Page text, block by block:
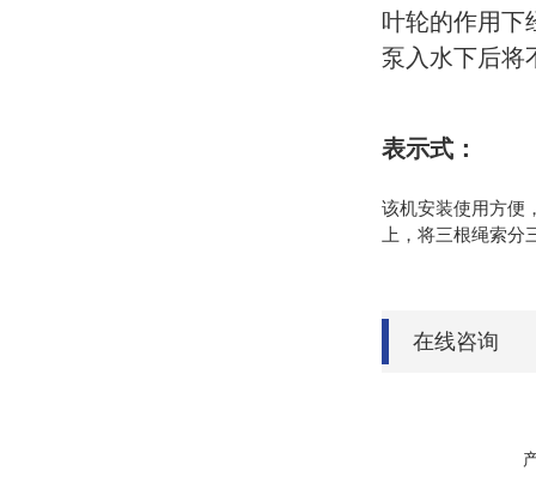
叶轮的作用下
泵入水下后将
表示式：
该机安装使用方便
上，将三根绳索
在线咨询